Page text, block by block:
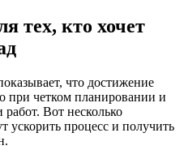
тех, кто хочет
что достижение
при четком планировании и
Вот несколько
ускорить процесс и получить